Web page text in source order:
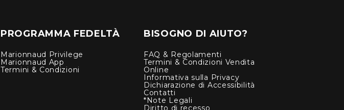
PROGRAMMA FEDELTÀ
Marionnaud Privilege
Marionnaud App
Termini & Condizioni
BISOGNO DI AIUTO?
FAQ & Regolamenti
Termini & Condizioni Vendita
Online
Informativa sulla Privacy
Dichiarazione di Accessibilità
Contatti
*Note Legali
Diritto di recesso